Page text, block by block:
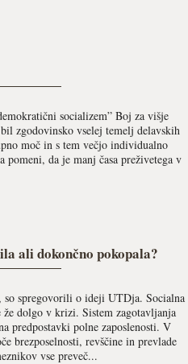
socializem” Boj za višje
zgodovinsko vselej temelj delavskih
moč in s tem večjo individualno
da je manj časa preživetega v
ali dokončno pokopala?
spregovorili o ideji UTDja. Socialna
dolgo v krizi. Sistem zagotavljanja
predpostavki polne zaposlenosti. V
brezposelnosti, revščine in prevlade
vse preveč...